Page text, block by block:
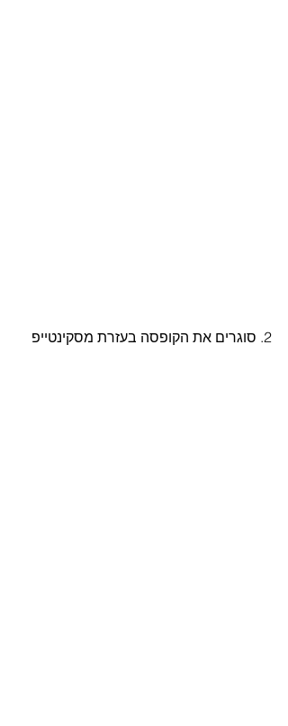
2. סוגרים את הקופסה בעזרת מסקינטייפ